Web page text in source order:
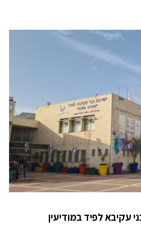
עקיבא לפיד במודיעין